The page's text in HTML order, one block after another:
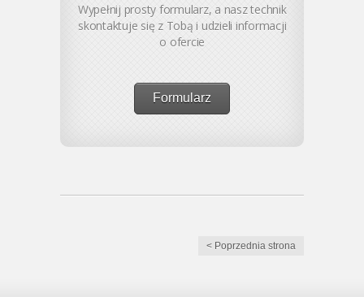
Wypełnij prosty formularz, a nasz technik
skontaktuje się z Tobą i udzieli informacji
o ofercie
Formularz
< Poprzednia strona